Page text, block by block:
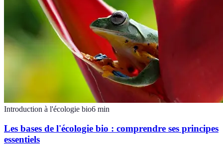
Introduction à l'écologie bio6 min
Les bases de l'écologie bio : comprendre ses principes
essentiels